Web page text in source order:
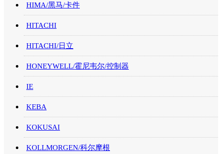
HIMA/黑马/卡件
HITACHI
HITACHI/日立
HONEYWELL/霍尼韦尔/控制器
IE
KEBA
KOKUSAI
KOLLMORGEN/科尔摩根